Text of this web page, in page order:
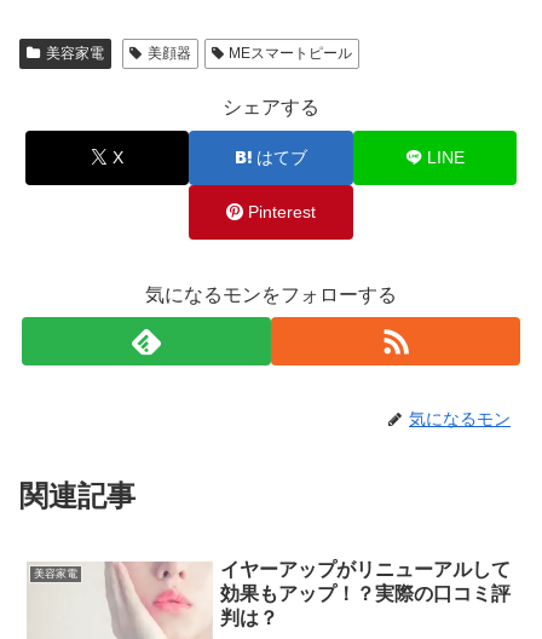
美容家電 美顔器 MEスマートピール
シェアする
X はてブ LINE
Pinterest
気になるモンをフォローする
気になるモン
関連記事
美容家電
イヤーアップがリニューアルして
効果もアップ！？実際の口コミ評
判は？